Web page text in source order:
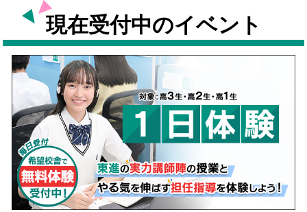
現在受付中のイベント